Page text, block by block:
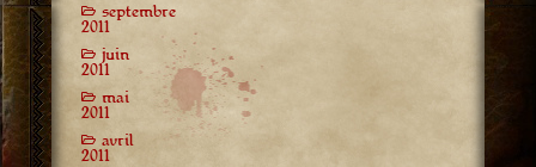
septembre
2011
juin
2011
mai
2011
avril
2011